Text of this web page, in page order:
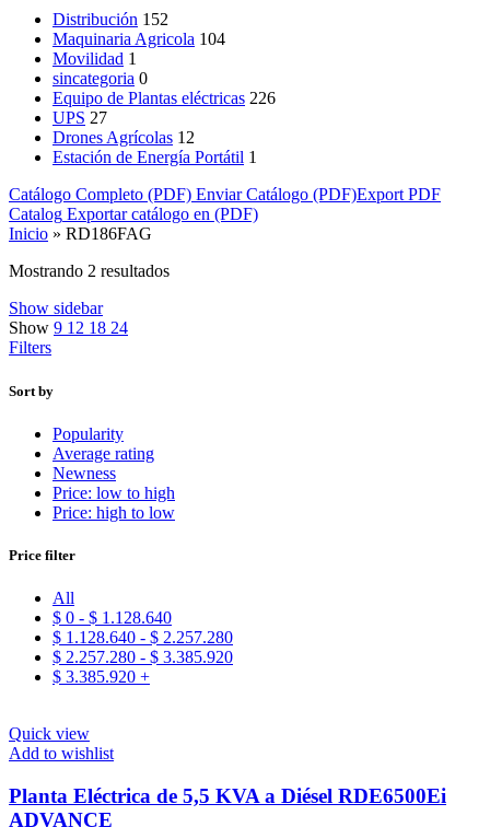
Distribución 152
Maquinaria Agricola 104
Movilidad 1
sincategoria 0
Equipo de Plantas eléctricas 226
UPS 27
Drones Agrícolas 12
Estación de Energía Portátil 1
Catálogo Completo (PDF) Enviar Catálogo (PDF)Export PDF
Catalog Exportar catálogo en (PDF)
Inicio » RD186FAG
Mostrando 2 resultados
Show sidebar
Show 9 12 18 24
Filters
Sort by
Popularity
Average rating
Newness
Price: low to high
Price: high to low
Price filter
All
$ 0 - $ 1.128.640
$ 1.128.640 - $ 2.257.280
$ 2.257.280 - $ 3.385.920
$ 3.385.920 +
Quick view
Add to wishlist
Planta Eléctrica de 5,5 KVA a Diésel RDE6500Ei
ADVANCE